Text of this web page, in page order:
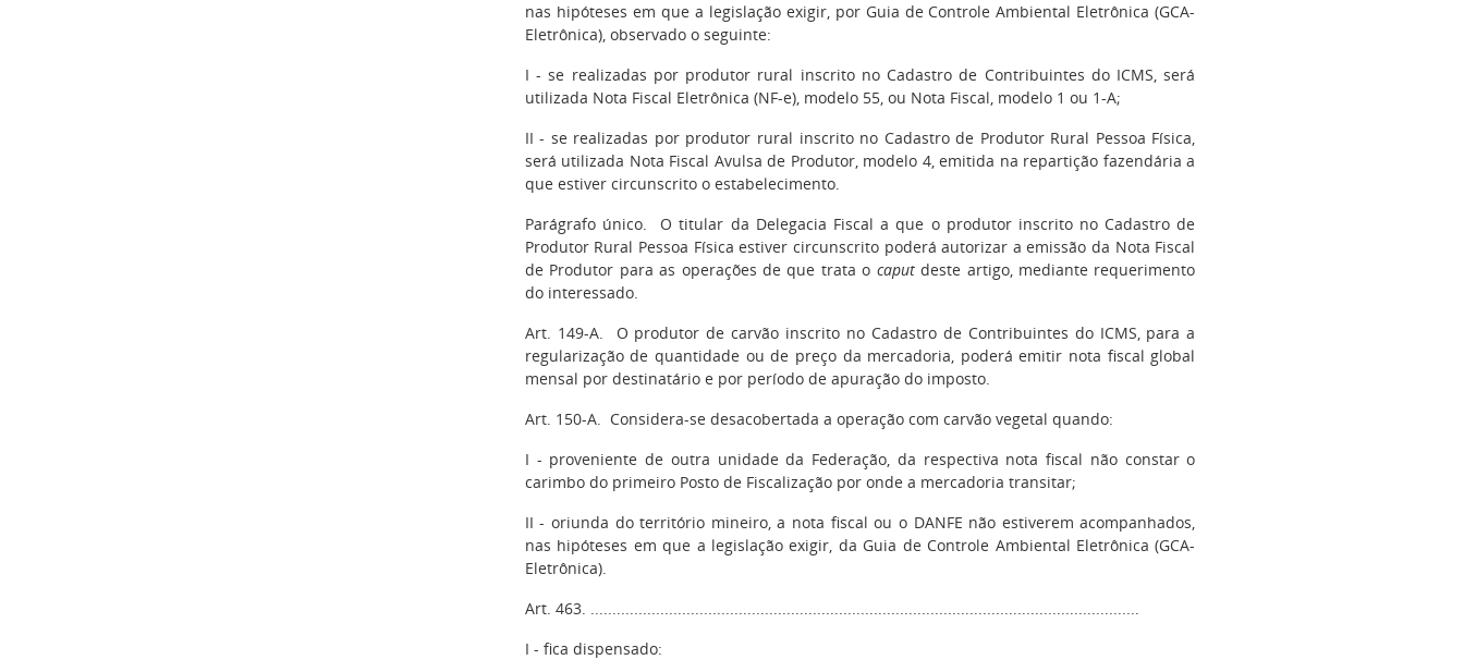
nas hipóteses em que a legislação exigir, por Guia de Controle Ambiental Eletrônica (GCA-
Eletrônica), observado o seguinte:
I - se realizadas por produtor rural inscrito no Cadastro de Contribuintes do ICMS, será
utilizada Nota Fiscal Eletrônica (NF-e), modelo 55, ou Nota Fiscal, modelo 1 ou 1-A;
II - se realizadas por produtor rural inscrito no Cadastro de Produtor Rural Pessoa Física,
será utilizada Nota Fiscal Avulsa de Produtor, modelo 4, emitida na repartição fazendária a
que estiver circunscrito o estabelecimento.
Parágrafo único. O titular da Delegacia Fiscal a que o produtor inscrito no Cadastro de
Produtor Rural Pessoa Física estiver circunscrito poderá autorizar a emissão da Nota Fiscal
de Produtor para as operações de que trata o caputdeste artigo, mediante requerimento
do interessado.
Art. 149-A. O produtor de carvão inscrito no Cadastro de Contribuintes do ICMS, para a
regularização de quantidade ou de preço da mercadoria, poderá emitir nota fiscal global
mensal por destinatário e por período de apuração do imposto.
Art. 150-A. Considera-se desacobertada a operação com carvão vegetal quando:
I - proveniente de outra unidade da Federação, da respectiva nota fiscal não constar o
carimbo do primeiro Posto de Fiscalização por onde a mercadoria transitar;
II - oriunda do território mineiro, a nota fiscal ou o DANFE não estiverem acompanhados,
nas hipóteses em que a legislação exigir, da Guia de Controle Ambiental Eletrônica (GCA-
Eletrônica).
Art. 463. ..............................................................................................................................
I - fica dispensado: